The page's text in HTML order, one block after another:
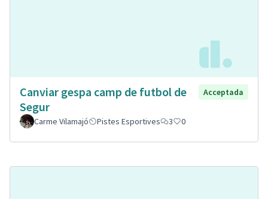
Canviar gespa camp de futbol de
Segur
Acceptada
Carme Vilamajó Pistes Esportives 3 0